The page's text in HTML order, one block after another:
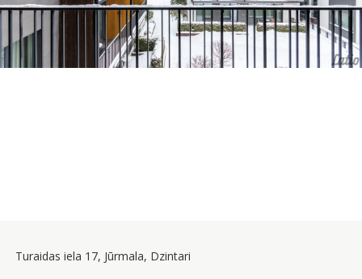
Turaidas iela 17, Jūrmala, Dzintari